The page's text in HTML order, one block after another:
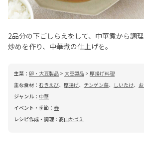
2品分の下ごしらえをして、中華煮から調
炒めを作り、中華煮の仕上げを。
主菜： 卵・大豆製品 > 大豆製品 > 厚揚げ料理
主な食材： むきえび、 厚揚げ、 チンゲン菜、 しいたけ、
ジャンル： 中華
イベント・季節： 春
レシピ作成・調理： 髙山かづえ